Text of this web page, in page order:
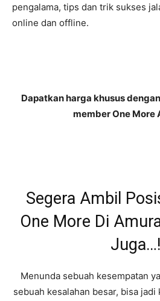
pengalama, tips dan trik sukses
online dan offline.
Dapatkan harga khusus
member One More
Segera Ambil
One More Di
Juga…!
Menunda sebuah kesempatan
sebuah kesalahan besar, bisa